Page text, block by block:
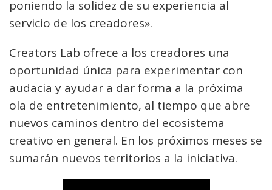
poniendo la solidez de su experiencia al
servicio de los creadores».
Creators Lab ofrece a los creadores una
oportunidad única para experimentar con
audacia y ayudar a dar forma a la próxima
ola de entretenimiento, al tiempo que abre
nuevos caminos dentro del ecosistema
creativo en general. En los próximos meses se
sumarán nuevos territorios a la iniciativa.